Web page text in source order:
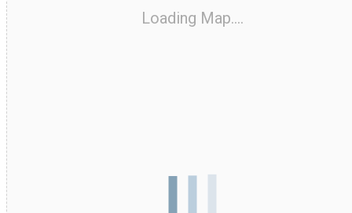
Loading Map....